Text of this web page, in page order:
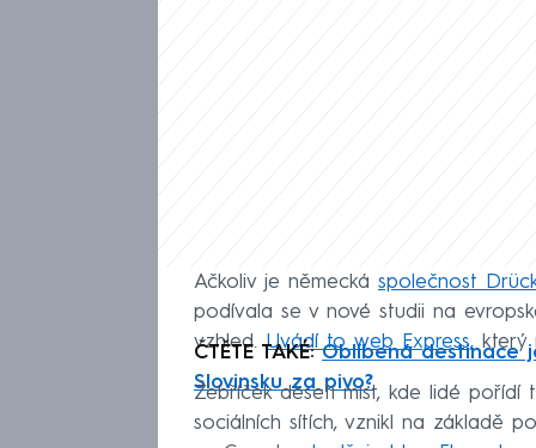
Ačkoliv je německá společnost
podívala se v nové studii na
vzhled.Uvádí to web Express, který
ČTĚTE TAKÉ:Oblíbená destinace
Slovinsku za pivo?
Žebříček deseti míst, kde lidé pořídí
sociálních sítích, vznikl na základě